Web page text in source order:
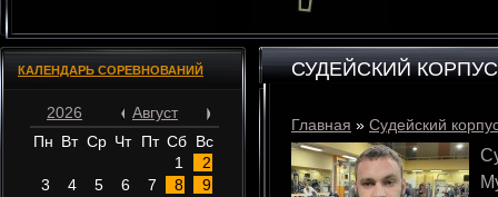
КАЛЕНДАРЬ СОРЕВНОВАНИЙ
2026
Август
Пн Вт Ср Чт Пт Сб Вс
1
2
3
4 5 6 7 8
9
СУДЕЙСКИЙ КОРПУС
Главная » Судейский